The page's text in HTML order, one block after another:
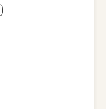
がグッド！